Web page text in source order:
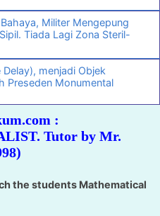
Militer Mengepung
Tiada Lagi Zona Steril-
menjadi Objek
Preseden Monumental
:
Tutor by Mr.
the students Mathematical